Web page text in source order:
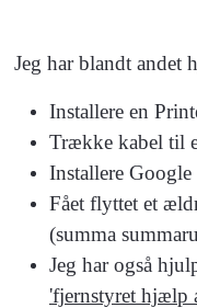
Jeg har blandt andet
Installere en
Trække kabel til
Installere Google
Fået flyttet et
(summa
Jeg har også
'fjernstyret hjælp